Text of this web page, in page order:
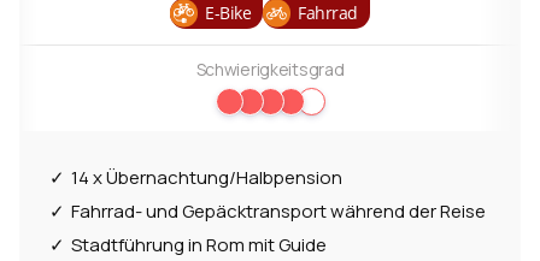
Schwierigkeitsgrad
E-Bike
Fahrrad
14 x Übernachtung/Halbpension
Fahrrad- und Gepäcktransport während der Reise
Stadtführung in Rom mit Guide